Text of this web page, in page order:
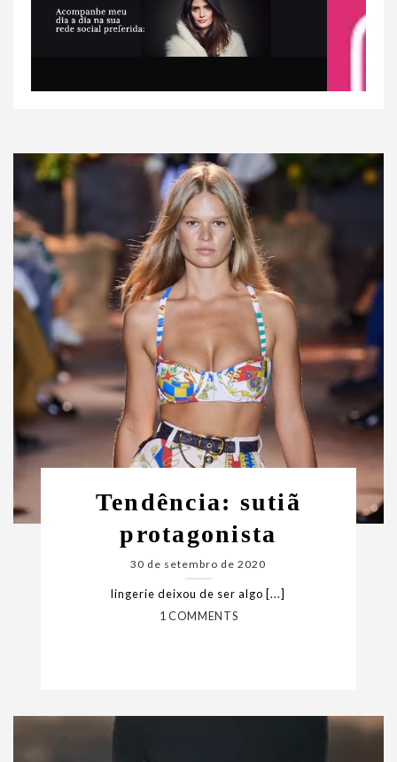
Tendência: sutiã
protagonista
30 de setembro de 2020
lingerie deixou de ser algo [...]
1 COMMENTS